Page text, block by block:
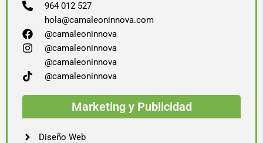
964 012 527
hola@camaleoninnova.com
@camaleoninnova
@camaleoninnova
@camaleoninnova
@camaleoninnova
Marketing y Publicidad
Diseño Web